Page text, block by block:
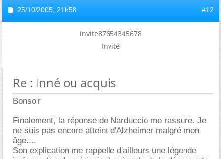
25/10/2005, 21h58 #12
invite87654345678
Invité
Re : Inné ou acquis
Bonsoir
Finalement, la réponse de Narduccio me rassure. Je
ne suis pas encore atteint d'Alzheimer malgré mon
ge....
Son explication me rappelle d'ailleurs une légende